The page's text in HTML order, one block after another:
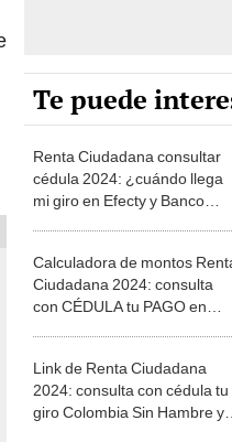
mi giro en Efecty y Banco
Agrario? Conoce si cobras el
subsidio de los ciclos 3 y 4
Calculadora de montos Renta
Ciudadana 2024: consulta
con CÉDULA tu PAGO en
Banco Agrario, Efecty y
SuperGiros
Link de Renta Ciudadana
2024: consulta con cédula tu
giro Colombia Sin Hambre y
actualizados
¿Por qué les llaman Trux y Cix
a las ciudades de Trujillo y
Chiclayo, respectivamente?